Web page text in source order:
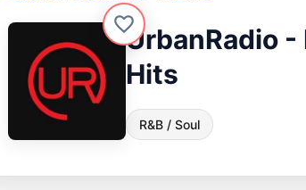
UrbanRadio -
Hits
R&B / Soul